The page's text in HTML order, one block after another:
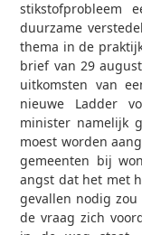
stikstofprobleem
duurzame
thema in de
brief van 29
uitkomsten van
nieuwe Ladder
minister namelijk
moest worden
gemeenten bij
angst dat het met
gevallen nodig
de vraag zich